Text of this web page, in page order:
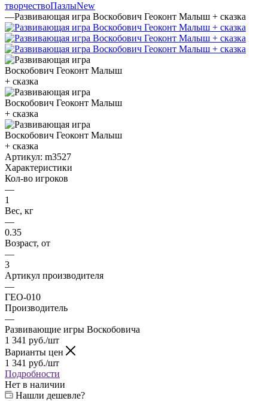
творчествоПазлыNew
—Развивающая игра Воскобович Геоконт Малыш + сказка
Артикул: m3527
Характеристики
Кол-во игроков
—
1
Вес, кг
—
0.35
Возраст, от
—
3
Артикул производителя
—
ГЕО-010
Производитель
—
Развивающие игры Воскобовича
1 341 руб./шт
Варианты цен
1 341 руб./шт
Подробности
Нет в наличии
Нашли дешевле?